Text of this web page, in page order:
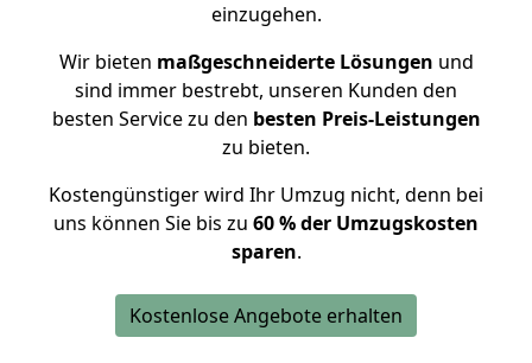
einzugehen.
Wir bieten maßgeschneiderte Lösungen und
sind immer bestrebt, unseren Kunden den
besten Service zu den besten Preis-Leistungen
zu bieten.
Kostengünstiger wird Ihr Umzug nicht, denn bei
uns können Sie bis zu 60 % der Umzugskosten
sparen.
Kostenlose Angebote erhalten